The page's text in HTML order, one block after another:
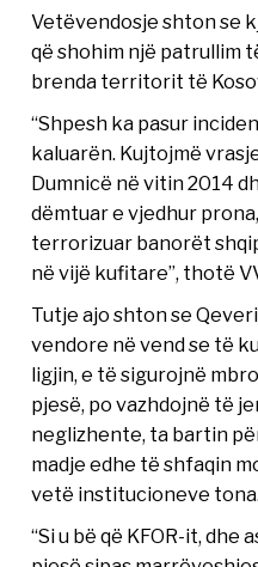
Vetëvendosje shton se
që shohim një patrullim
brenda territorit të
“Shpesh ka pasur
kaluarën. Kujtojmë
Dumnicë në vitin 2014
dëmtuar e vjedhur
terrorizuar banorët
në vijë kufitare”, thotë
Tutje ajo shton se
vendore në vend se të
ligjin, e të sigurojnë
pjesë, po vazhdojnë të
neglizhente, ta bartin
madje edhe të shfaqin
vetë institucioneve
“Si u bë që KFOR-it,